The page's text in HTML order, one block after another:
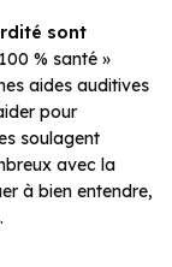
sont
% santé »
aides auditives
pour
soulagent
avec la
à bien entendre,